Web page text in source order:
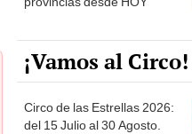
¡Vamos al Circo!
Circo de las Estrellas 2026:
del 15 Julio al 30 Agosto.